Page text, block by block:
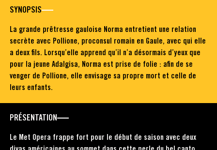
SYNOPSIS
La grande prêtresse gauloise Norma entretient une relation
secrète avec Pollione, proconsul romain en Gaule, avec qui elle
a deux fils. Lorsqu’elle apprend qu’il n’a désormais d’yeux que
pour la jeune Adalgisa, Norma est prise de folie : afin de se
venger de Pollione, elle envisage sa propre mort et celle de
leurs enfants.
PRÉSENTATION
Le Met Opera frappe fort pour le début de saison avec deux